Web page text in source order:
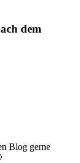
dem
Blog gerne